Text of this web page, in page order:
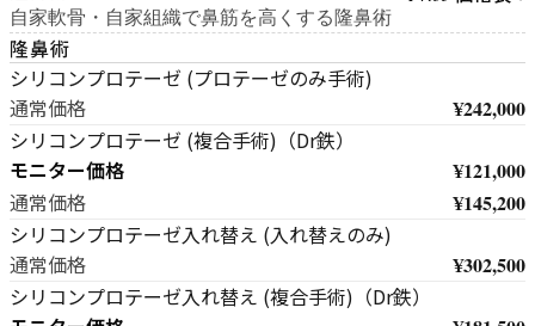
自家軟骨・自家組織で鼻筋を高くする隆鼻術
隆鼻術
シリコンプロテーゼ (プロテーゼのみ手術)
通常価格 ¥242,000
シリコンプロテーゼ (複合手術)（Dr鉄）
モニター価格 ¥121,000
通常価格 ¥145,200
シリコンプロテーゼ入れ替え (入れ替えのみ)
通常価格 ¥302,500
シリコンプロテーゼ入れ替え (複合手術)（Dr鉄）